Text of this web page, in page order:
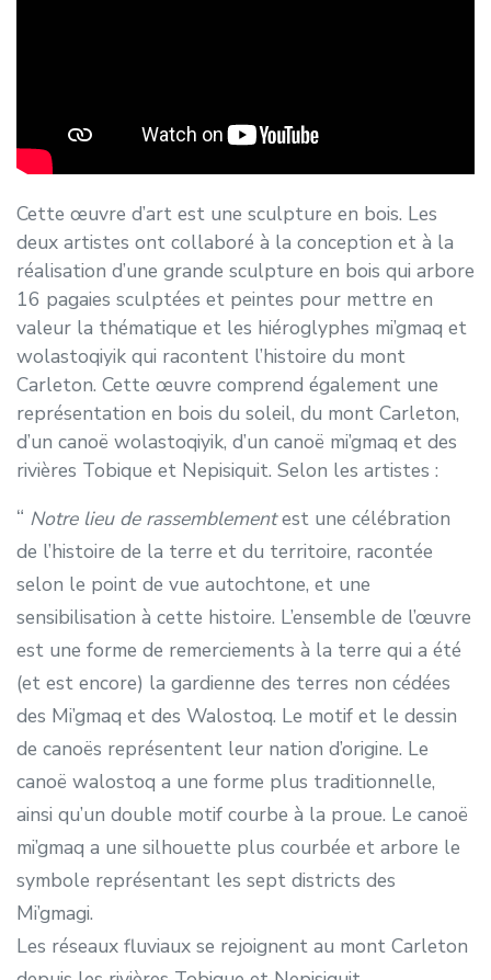
Cette œuvre d’art est une sculpture en bois. Les
deux artistes ont collaboré à la conception et à la
réalisation d’une grande sculpture en bois qui arbore
16 pagaies sculptées et peintes pour mettre en
valeur la thématique et les hiéroglyphes mi’gmaq et
wolastoqiyik qui racontent l’histoire du mont
Carleton. Cette œuvre comprend également une
représentation en bois du soleil, du mont Carleton,
d’un canoë wolastoqiyik, d’un canoë mi’gmaq et des
rivières Tobique et Nepisiquit. Selon les artistes :
Notre lieu de rassemblementest une célébration
de l’histoire de la terre et du territoire, racontée
selon le point de vue autochtone, et une
sensibilisation à cette histoire. L’ensemble de l’œuvre
est une forme de remerciements à la terre qui a été
(et est encore) la gardienne des terres non cédées
des Mi’gmaq et des Walostoq. Le motif et le dessin
de canoës représentent leur nation d’origine. Le
canoë walostoq a une forme plus traditionnelle,
ainsi qu’un double motif courbe à la proue. Le canoë
mi’gmaq a une silhouette plus courbée et arbore le
symbole représentant les sept districts des
Mi’gmagi.
Les réseaux fluviaux se rejoignent au mont Carleton